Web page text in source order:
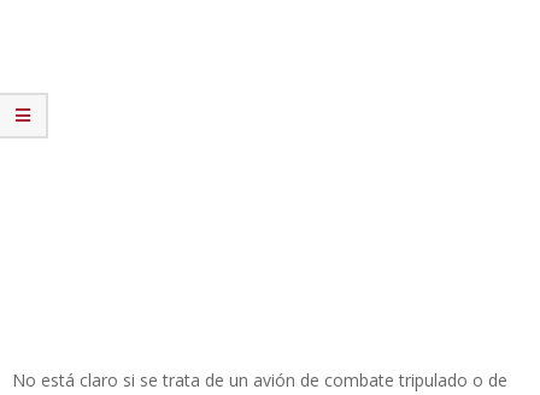
No está claro si se trata de un avión de combate tripulado o de